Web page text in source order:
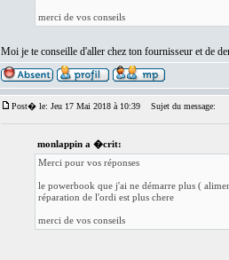
merci de vos conseils
Moi je te conseille d'aller chez ton fournisseur et de
Post� le: Jeu 17 Mai 2018 à 10:39 Sujet du message:
monlappin a �crit:
Merci pour vos réponses
le powerbook que j'ai ne démarre plus (
réparation de l'ordi est plus chere
merci de vos conseils